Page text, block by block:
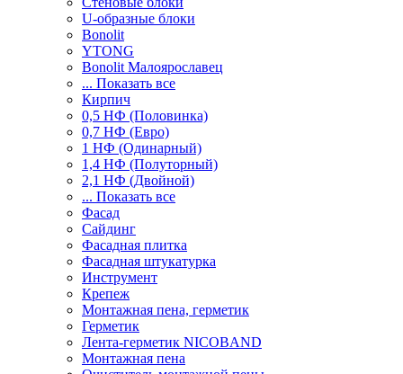
U-образные блоки
Bonolit
YTONG
Bonolit Малоярославец
... Показать все
Кирпич
0,5 НФ (Половинка)
0,7 НФ (Евро)
1 НФ (Одинарный)
1,4 НФ (Полуторный)
2,1 НФ (Двойной)
... Показать все
Фасад
Сайдинг
Фасадная плитка
Фасадная штукатурка
Инструмент
Крепеж
Монтажная пена, герметик
Герметик
Лента-герметик NICOBAND
Монтажная пена